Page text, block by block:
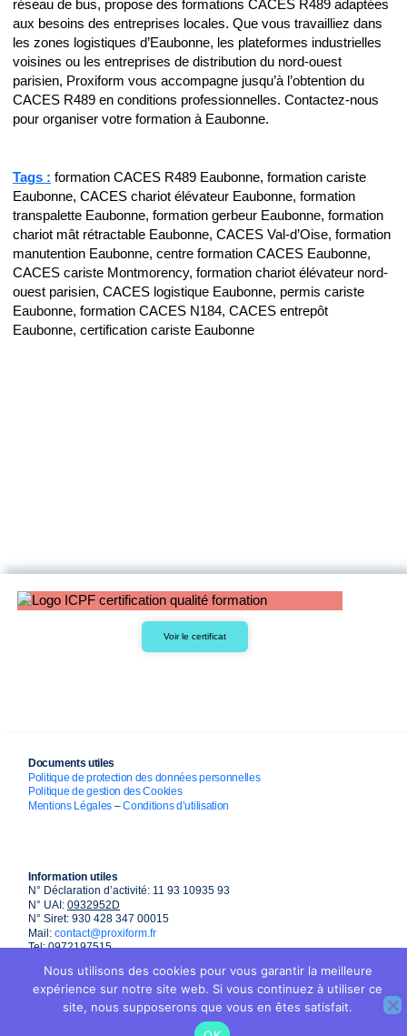
réseau de bus, propose des formations CACES R489 adaptées
aux besoins des entreprises locales. Que vous travailliez dans
les zones logistiques d’Eaubonne, les plateformes industrielles
voisines ou les entreprises de distribution du nord-ouest
parisien, Proxiform vous accompagne jusqu’à l’obtention du
CACES R489 en conditions professionnelles. Contactez-nous
pour organiser votre formation à Eaubonne.
Tags : formation CACES R489 Eaubonne, formation cariste
Eaubonne, CACES chariot élévateur Eaubonne, formation
transpalette Eaubonne, formation gerbeur Eaubonne, formation
chariot mât rétractable Eaubonne, CACES Val-d’Oise, formation
manutention Eaubonne, centre formation CACES Eaubonne,
CACES cariste Montmorency, formation chariot élévateur nord-
ouest parisien, CACES logistique Eaubonne, permis cariste
Eaubonne, formation CACES N184, CACES entrepôt
Eaubonne, certification cariste Eaubonne
Voir le certificat
Documents utiles
Politique de protection des données personnelles
Politique de gestion des Cookies
Mentions Légales –Conditions d’utilisation
Information utiles
N° Déclaration d’activité: 11 93 10935 93
N° UAI: 0932952D
N° Siret: 930 428 347 00015
Mail: contact@proxiform.fr
Tel: 0972197515
Nous utilisons des cookies pour vous garantir la meilleure
expérience sur notre site web. Si vous continuez à utiliser ce
site, nous supposerons que vous en êtes satisfait.